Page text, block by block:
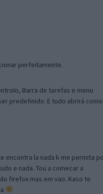
perfeitamente.
Barra de tarefas e menu
predefinido. E tudo abrirá como
encontra la nada k me permita
e nada. Tou a comecar a
firefox mas em vao. Kaso te